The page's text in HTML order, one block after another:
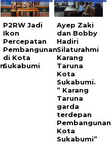
P2RW Jadi
Ikon
Percepatan
Pembangunan
di Kota
Sukabumi
Ayep Zaki
dan Bobby
Hadiri
Silaturahmi
Karang
Taruna
Kota
Sukabumi.
” Karang
Taruna
garda
terdepan
Pembangunan
Kota
Sukabumi”